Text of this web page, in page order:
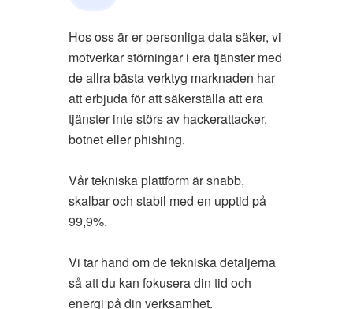
Hos oss är er personliga data säker, vi
motverkar störningar i era tjänster med
de allra bästa verktyg marknaden har
att erbjuda för att säkerställa att era
tjänster inte störs av hackerattacker,
botnet eller phishing.
Vår tekniska plattform är snabb,
skalbar och stabil med en upptid på
99,9%.
Vi tar hand om de tekniska detaljerna
så att du kan fokusera din tid och
energi på din verksamhet.